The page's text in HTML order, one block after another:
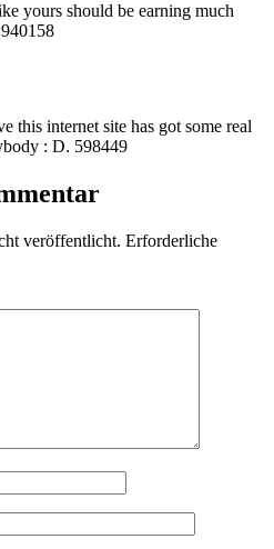
yours should be earning much
this internet site has got some real
: D. 598449
veröffentlicht. Erforderliche